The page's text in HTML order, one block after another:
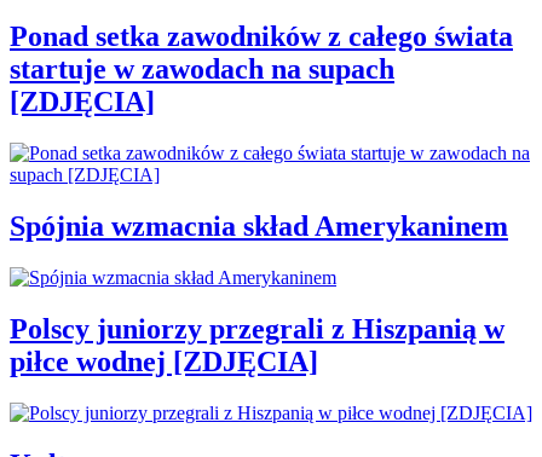
Ponad setka zawodników z całego świata
startuje w zawodach na supach
[ZDJĘCIA]
Spójnia wzmacnia skład Amerykaninem
Polscy juniorzy przegrali z Hiszpanią w
piłce wodnej [ZDJĘCIA]